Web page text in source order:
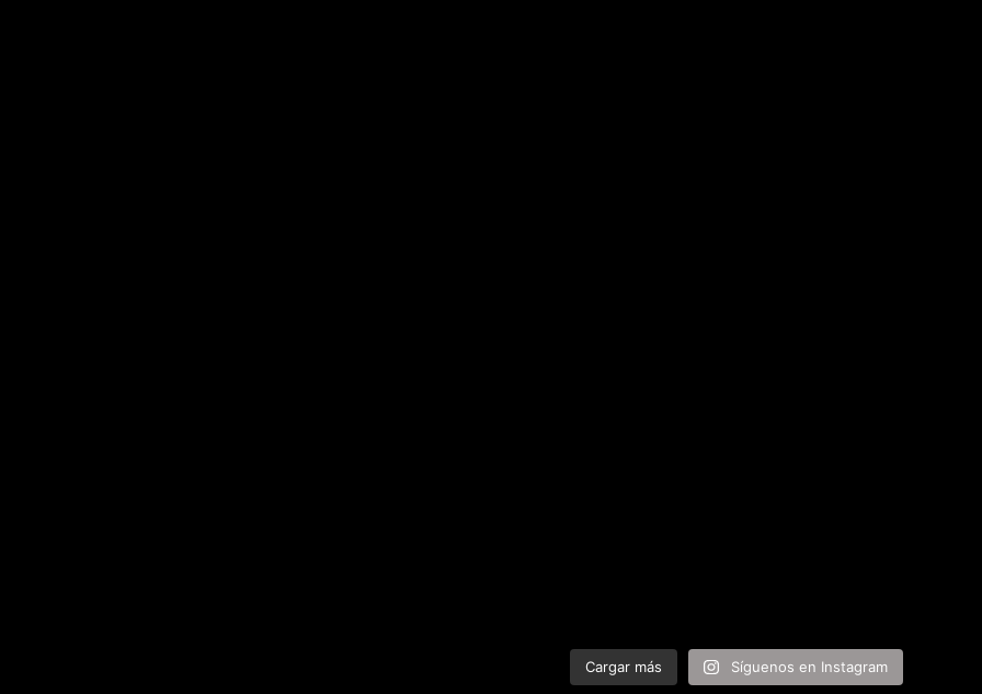
Cargar más Síguenos en Instagram